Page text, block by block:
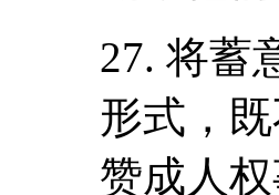
27. 将蓄
形式，
赞成人